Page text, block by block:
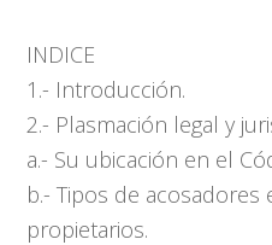
INDICE
1.- Introducción.
2.- Plasmación legal y
a.- Su ubicación en el
b.- Tipos de
propietarios.